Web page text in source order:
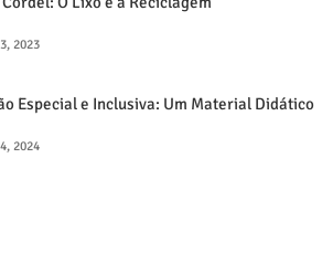
2023
Especial e Inclusiva: Um Material Didático
2024